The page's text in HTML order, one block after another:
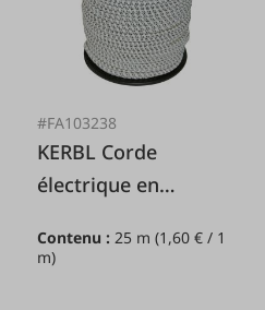
#FA103238
KERBL Corde
électrique en
Contenu :25 m(1,60 € / 1
m)